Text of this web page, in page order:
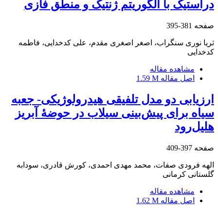
دراستیک با الگوریتم ژنتیک و منطق فازی
صفحه 381-395
ثریا نوری سنگراب، اصغر اصغری مقدم، علی کدخدایی، فاطمه
کدخدایی
مشاهده مقاله
اصل مقاله 1.59 M
ارزیابی دو مدل تلفیقی هیدرولوژیکی- جعبه‏
سیاه برای پیش‌بینی سیلاب در حوضۀ آبریز
هلیل‌رود
صفحه 397-409
الهه فرودی صفات، محمد مهدی احمدی، کورش قادری، سودابه
گلستانی کرمانی
مشاهده مقاله
اصل مقاله 1.62 M